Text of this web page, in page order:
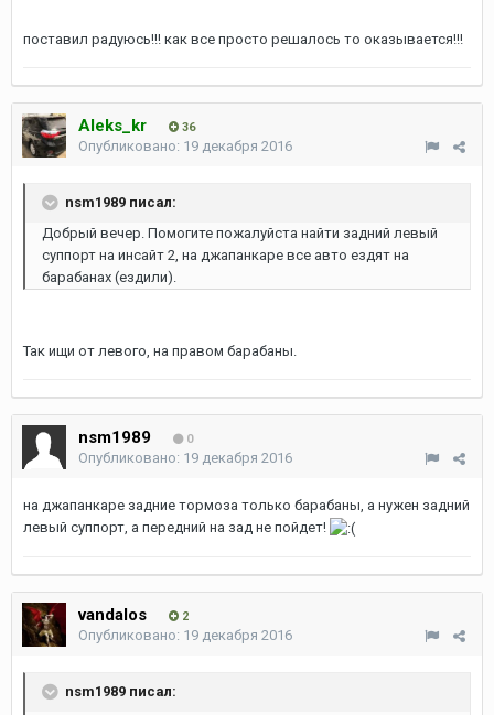
поставил радуюсь!!! как все просто решалось то оказывается!!!
Aleks_kr 36
Опубликовано: 19 декабря 2016
nsm1989 писал:
Добрый вечер. Помогите пожалуйста найти задний левый
суппорт на инсайт 2, на джапанкаре все авто ездят на
барабанах (ездили).
Так ищи от левого, на правом барабаны.
nsm1989 0
Опубликовано: 19 декабря 2016
на джапанкаре задние тормоза только барабаны, а нужен задний
левый суппорт, а передний на зад не пойдет!
vandalos 2
Опубликовано: 19 декабря 2016
nsm1989 писал: